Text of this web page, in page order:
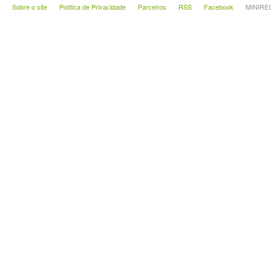
Sobre o site Política de Privacidade Parceiros RSS Facebook